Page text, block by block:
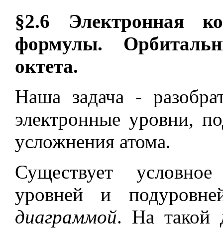
§2.6 Электронная
формулы.
октета.
Наша задача -
электронные уровни,
усложнения атома.
Существует
уровней и
диаграммой. На такой